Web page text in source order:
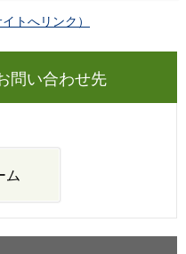
トへリンク）
問い合わせ先